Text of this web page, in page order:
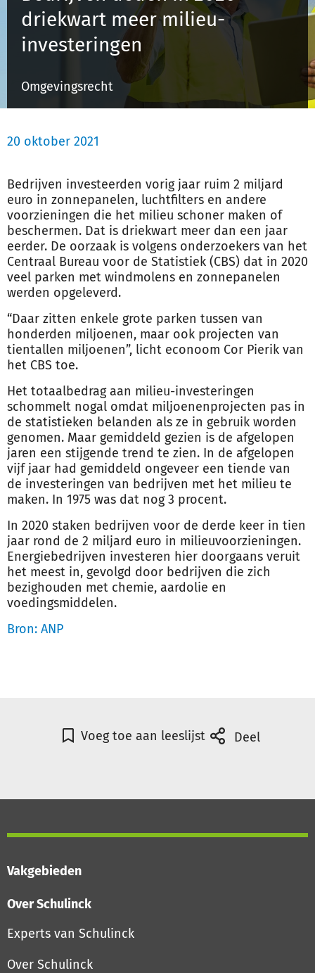
Inloggen
Registreren
driekwart meer milieu-
investeringen
Omgevingsrecht
20 oktober 2021
Bedrijven investeerden vorig jaar ruim 2 miljard
euro in zonnepanelen, luchtfilters en andere
voorzieningen die het milieu schoner maken of
beschermen. Dat is driekwart meer dan een jaar
eerder. De oorzaak is volgens onderzoekers van het
Centraal Bureau voor de Statistiek (CBS) dat in 2020
veel parken met windmolens en zonnepanelen
werden opgeleverd.
“Daar zitten enkele grote parken tussen van
honderden miljoenen, maar ook projecten van
tientallen miljoenen”, licht econoom Cor Pierik van
het CBS toe.
Het totaalbedrag aan milieu-investeringen
schommelt nogal omdat miljoenenprojecten pas in
de statistieken belanden als ze in gebruik worden
genomen. Maar gemiddeld gezien is de afgelopen
jaren een stijgende trend te zien. In de afgelopen
vijf jaar had gemiddeld ongeveer een tiende van
de investeringen van bedrijven met het milieu te
maken. In 1975 was dat nog 3 procent.
In 2020 staken bedrijven voor de derde keer in tien
jaar rond de 2 miljard euro in milieuvoorzieningen.
Energiebedrijven investeren hier doorgaans veruit
het meest in, gevolgd door bedrijven die zich
bezighouden met chemie, aardolie en
voedingsmiddelen.
Bron: ANP
Voeg toe aan leeslijst Deel
Vakgebieden
Over Schulinck
Experts van Schulinck
Over Schulinck